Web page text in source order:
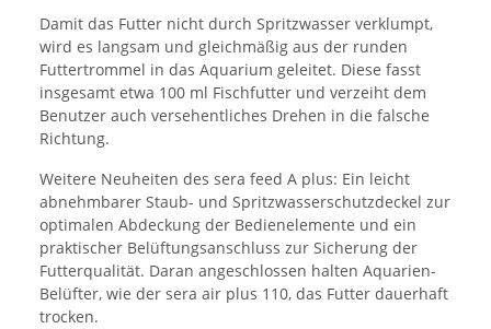
Damit das Futter nicht durch Spritzwasser verklumpt,
wird es langsam und gleichmäßig aus der runden
Futtertrommel in das Aquarium geleitet. Diese fasst
insgesamt etwa 100 ml Fischfutter und verzeiht dem
Benutzer auch versehentliches Drehen in die falsche
Richtung.
Weitere Neuheiten des sera feed A plus: Ein leicht
abnehmbarer Staub- und Spritzwasserschutzdeckel zur
optimalen Abdeckung der Bedienelemente und ein
praktischer Belüftungsanschluss zur Sicherung der
Futterqualität. Daran angeschlossen halten Aquarien-
Belüfter, wie der sera air plus 110, das Futter dauerhaft
trocken.